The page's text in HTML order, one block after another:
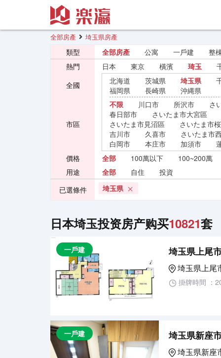
全部房產 埼玉県房產
類型 全部房產 公寓 一戶建
整
熱門
日本 東京 橫濱 琦玉
全國
北海道 茨城県 埼玉県
福岡県
長崎県 沖縄県
市區
不限 川口市 所沢市
さ
春日部市
さいたま市大宮區
さいたま市見沼區
さいたま市
吉川市
久喜市
さいたま市
白岡市
本庄市 加須市
價格
全部 100萬以下
100~200萬
用途
全部 自住
投資
已選條件
埼玉県
日本埼玉投资房产购买10821套
一戶建 埼玉県上尾
埼玉県上尾
掛牌時間 ：
一戶建 埼玉県新座
埼玉県新座